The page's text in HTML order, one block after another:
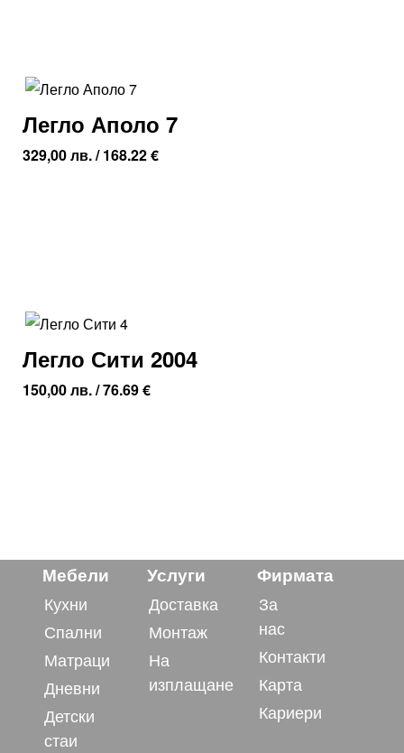
Легло Аполо 7
329,00лв./ 168.22 €
Легло Сити 2004
150,00лв./ 76.69 €
Мебели
Кухни
Спални
Матраци
Дневни
Детски
стаи
Услуги
Доставка
Монтаж
На
изплащане
Фирмата
За
нас
Контакти
Карта
Кариери